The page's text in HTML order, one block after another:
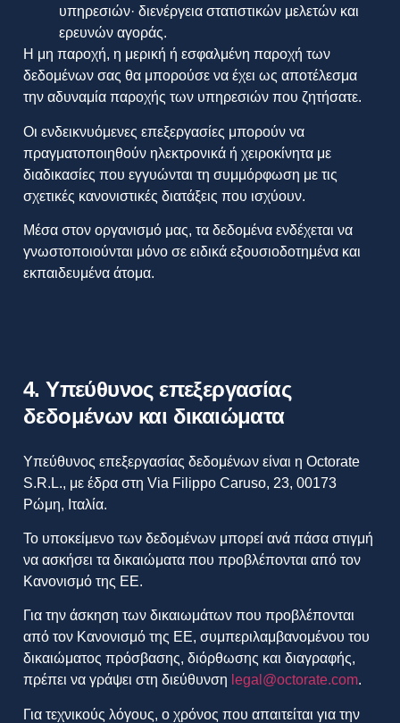
υπηρεσιών· διενέργεια στατιστικών μελετών και
ερευνών αγοράς.
Η μη παροχή, η μερική ή εσφαλμένη παροχή των
δεδομένων σας θα μπορούσε να έχει ως αποτέλεσμα
την αδυναμία παροχής των υπηρεσιών που ζητήσατε.
Οι ενδεικνυόμενες επεξεργασίες μπορούν να
πραγματοποιηθούν ηλεκτρονικά ή χειροκίνητα με
διαδικασίες που εγγυώνται τη συμμόρφωση με τις
σχετικές κανονιστικές διατάξεις που ισχύουν.
Μέσα στον οργανισμό μας, τα δεδομένα ενδέχεται να
γνωστοποιούνται μόνο σε ειδικά εξουσιοδοτημένα και
εκπαιδευμένα άτομα.
4. Υπεύθυνος επεξεργασίας
δεδομένων και δικαιώματα
Υπεύθυνος επεξεργασίας δεδομένων είναι η Octorate
S.R.L., με έδρα στη Via Filippo Caruso, 23, 00173
Ρώμη, Ιταλία.
Το υποκείμενο των δεδομένων μπορεί ανά πάσα στιγμή
να ασκήσει τα δικαιώματα που προβλέπονται από τον
Κανονισμό της ΕΕ.
Για την άσκηση των δικαιωμάτων που προβλέπονται
από τον Κανονισμό της ΕΕ, συμπεριλαμβανομένου του
δικαιώματος πρόσβασης, διόρθωσης και διαγραφής,
πρέπει να γράψει στη διεύθυνση legal@octorate.com.
Για τεχνικούς λόγους, ο χρόνος που απαιτείται για την